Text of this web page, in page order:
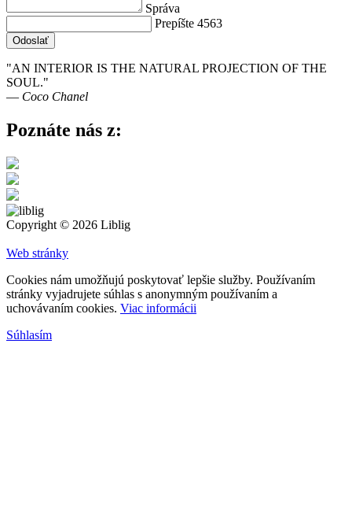
Správa
Prepíšte 4563
Odoslať
"AN INTERIOR IS THE NATURAL PROJECTION OF THE
SOUL."
― Coco Chanel
Poznáte nás z:
Copyright © 2026 Liblig
Web stránky
Cookies nám umožňujú poskytovať lepšie služby. Používaním
stránky vyjadrujete súhlas s anonymným používaním a
uchovávaním cookies. Viac informácii
Súhlasím